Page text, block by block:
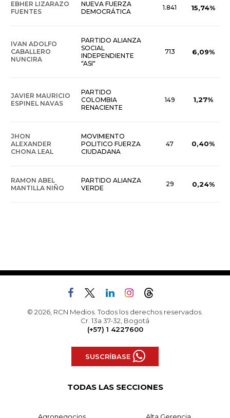
EBHER LIZARAZO
FUENTES
NUEVA FUERZA
DEMOCRÁTICA
1.841 15,74%
IVAN ADOLFO
CABALLERO
NUNCIRA
PARTIDO ALIANZA
SOCIAL
INDEPENDIENTE
"ASI"
713 6,09%
JAVIER MAURICIO
ESPINEL NAVAS
PARTIDO
COLOMBIA
RENACIENTE
149 1,27%
JHON
ALEXANDER
CHONA LEAL
MOVIMIENTO
POLITICO FUERZA
CIUDADANA
47 0,40%
RAMON ABEL
MANTILLA NIÑO
PARTIDO ALIANZA
VERDE
29 0,24%
© 2026, RCN Medios. Todos los derechos reservados.
Cr. 13a 37-32, Bogotá
(+57) 1 4227600
SUSCRÍBASE
TODAS LAS SECCIONES